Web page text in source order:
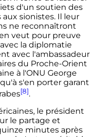
d'un soutien des
sionistes. Il leur
ne reconnaîtront
en veut pour preuve
la diplomatie
avec l'ambassadeur
du Proche-Orient
à l'ONU George
s'en porter garant
[8].
le président
le partage et
minutes après